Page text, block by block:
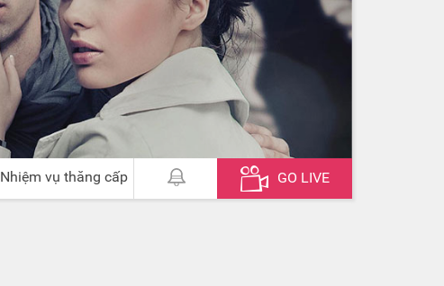
Nhiệm vụ thăng cấp GO LIVE